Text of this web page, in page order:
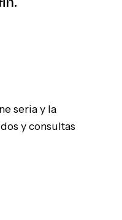
seria y la
y consultas